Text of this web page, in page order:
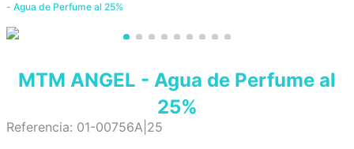
- Agua de Perfume al 25%
MTM ANGEL - Agua de Perfume al
25%
Referencia: 01-00756A|25